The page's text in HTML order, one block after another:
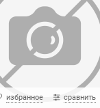
избранное сравнить